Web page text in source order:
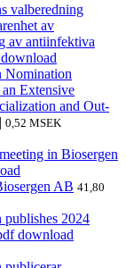
valberedning
av
av antiinfektiva
Nomination
Extensive
and Out-
| 0,52 MSEK
in Biosergen
AB 41,80
2024